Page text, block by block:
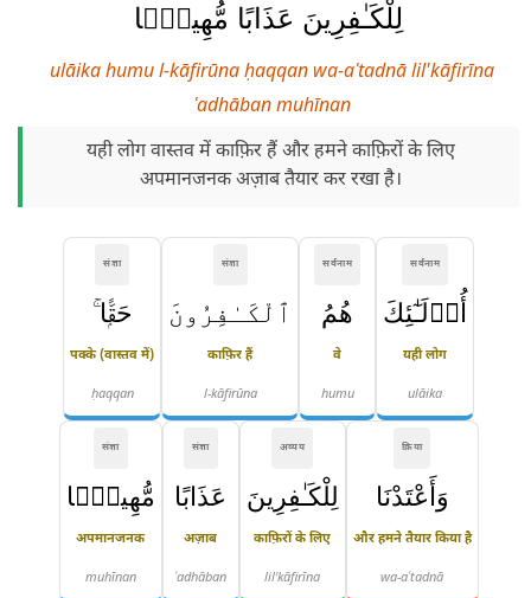
لِلْكَـٰفِرِينَ عَذَابًا مُّهِينًۭا
ulāika humu l-kāfirūna ḥaqqan wa-aʿtadnā lil'kāfirīna
ʿadhāban muhīnan
यही लोग वास्तव में काफ़िर हैं और हमने काफ़िरों के लिए
अपमानजनक अज़ाब तैयार कर रखा है।
सर्वनाम
أُو۟لَـٰٓئِكَ
यही लोग
ulāika
सर्वनाम
هُمُ
वे
humu
संज्ञा
ٱلْكَـٰفِرُونَ
काफ़िर हैं
l-kāfirūna
संज्ञा
حَقًّۭا ۚ
पक्के (वास्तव में)
ḥaqqan
क्रिया
وَأَعْتَدْنَا
और हमने तैयार किया है
wa-aʿtadnā
अव्यय
لِلْكَـٰفِرِينَ
काफ़िरों के लिए
lil'kāfirīna
संज्ञा
عَذَابًا
अज़ाब
ʿadhāban
संज्ञा
مُّهِينًۭا
अपमानजनक
muhīnan